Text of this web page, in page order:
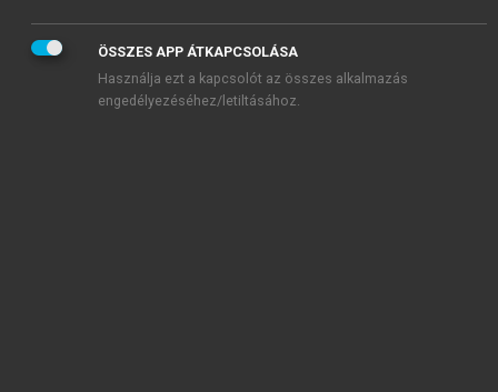
ÖSSZES APP ÁTKAPCSOLÁSA
Használja ezt a kapcsolót az összes alkalmazás
engedélyezéséhez/letiltásához.